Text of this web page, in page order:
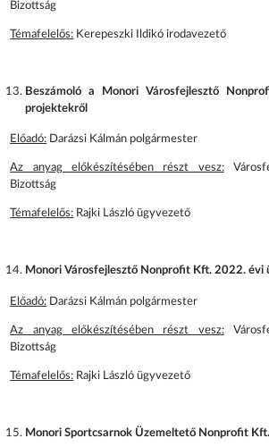
Bizottság
Témafelelős: Kerepeszki Ildikó irodavezető
Beszámoló a Monori Városfejlesztő
projektekről
Előadó: Darázsi Kálmán polgármester
Az anyag előkészítésében részt vesz:
Bizottság
Témafelelős: Rajki László ügyvezető
Monori Városfejlesztő Nonprofit Kft. 2022. évi
Előadó: Darázsi Kálmán polgármester
Az anyag előkészítésében részt vesz:
Bizottság
Témafelelős: Rajki László ügyvezető
Monori Sportcsarnok Üzemeltető Nonprofit